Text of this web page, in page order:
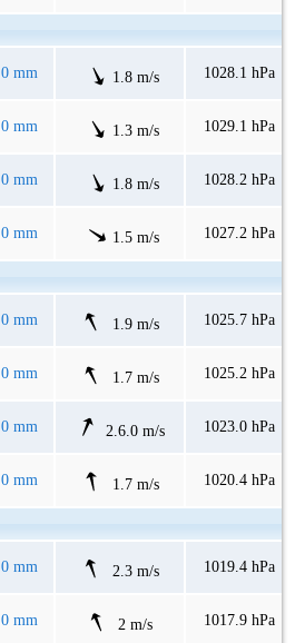
0 mm 1.8 m/s 1028.1 hPa
0 mm 1.3 m/s 1029.1 hPa
0 mm 1.8 m/s 1028.2 hPa
0 mm 1.5 m/s 1027.2 hPa
0 mm 1.9 m/s 1025.7 hPa
0 mm 1.7 m/s 1025.2 hPa
0 mm 2.6.0 m/s 1023.0 hPa
0 mm 1.7 m/s 1020.4 hPa
0 mm 2.3 m/s 1019.4 hPa
0 mm 2 m/s 1017.9 hPa